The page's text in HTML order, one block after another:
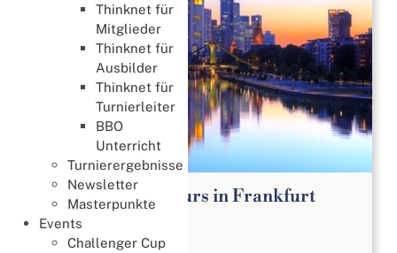
Thinknet für
Mitglieder
Thinknet für
Ausbilder
Thinknet für
Turnierleiter
BBO
Unterricht
Turnierergebnisse
Newsletter
Masterpunkte
Events
Challenger Cup
Bridge Anfängerkurs in Frankfurt
Lernen & Trainieren
02. August 2026